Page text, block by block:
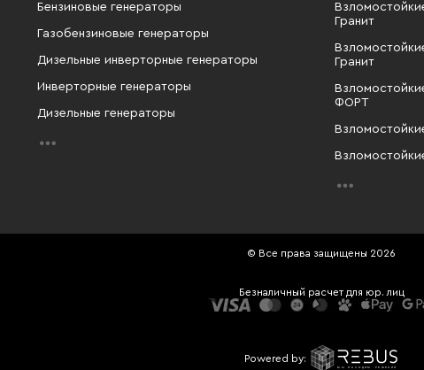
Бензиновые генераторы
Газобензиновые генераторы
Дизельные инверторные генераторы
Инверторные генераторы
Дизельные генераторы
Гранит
Гранит
ФОРТ
© Все права защищены 2026
Безналичный расчет для юр. лиц
Powered by: